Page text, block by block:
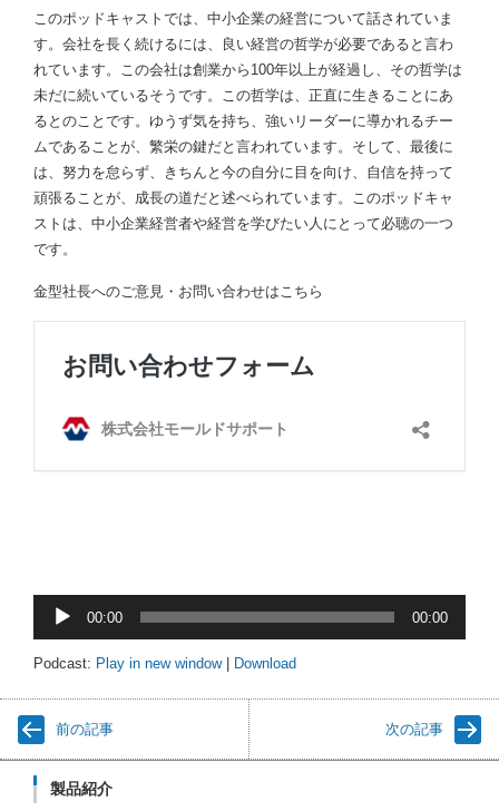
このポッドキャストでは、中小企業の経営について話されていま
す。会社を長く続けるには、良い経営の哲学が必要であると言わ
れています。この会社は創業から100年以上が経過し、その哲学は
未だに続いているそうです。この哲学は、正直に生きることにあ
るとのことです。ゆうず気を持ち、強いリーダーに導かれるチー
ムであることが、繁栄の鍵だと言われています。そして、最後に
は、努力を怠らず、きちんと今の自分に目を向け、自信を持って
頑張ることが、成長の道だと述べられています。このポッドキャ
ストは、中小企業経営者や経営を学びたい人にとって必聴の一つ
です。
金型社長へのご意見・お問い合わせはこちら
プ
ヤ
ー
00:00 00:00
Podcast: Play in new window| Download
前の記事 次の記事
製品紹介